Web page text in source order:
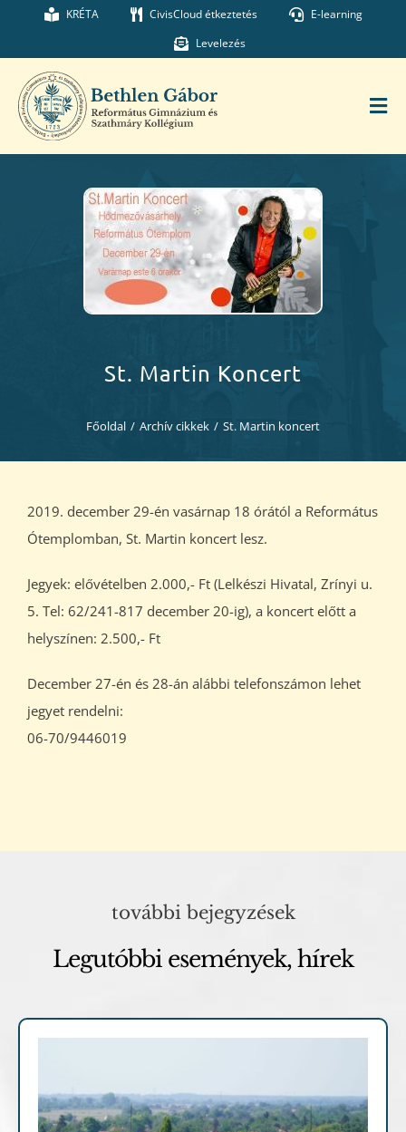
Kihagyás KRÉTA CivisCloud étkeztetés
E-learning
Levelezés
Munkatársaink
Dokumentumok
Kapcsolat
St. Martin Koncert
Főoldal / Archív cikkek / St. Martin koncert
2019. december 29-én vasárnap 18 órától a Református
Ótemplomban, St. Martin koncert lesz.
Jegyek: elővételben 2.000,- Ft (Lelkészi Hivatal, Zrínyi u.
5. Tel: 62/241-817 december 20-ig), a koncert előtt a
helyszínen: 2.500,- Ft
December 27-én és 28-án alábbi telefonszámon lehet
jegyet rendelni:
06-70/9446019
további bejegyzések
Legutóbbi események, hírek